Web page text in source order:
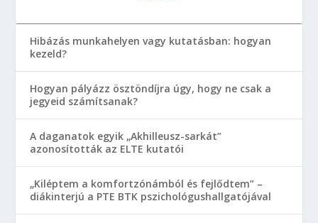
Hibázás munkahelyen vagy kutatásban: hogyan
kezeld?
Hogyan pályázz ösztöndíjra úgy, hogy ne csak a
jegyeid számítsanak?
A daganatok egyik „Akhilleusz-sarkát”
azonosították az ELTE kutatói
„Kiléptem a komfortzónámból és fejlődtem” –
diákinterjú a PTE BTK pszichológushallgatójával